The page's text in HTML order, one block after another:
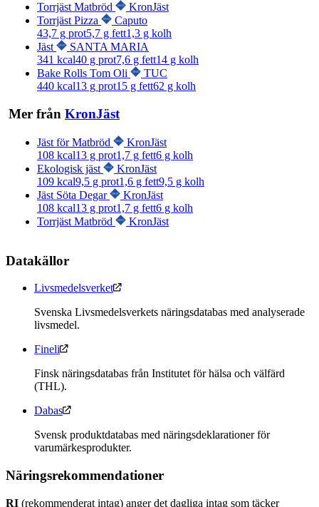
Torrjäst Matbröd
KronJäst
Torrjäst Pizza
Caputo
43,7 g prot5,7 g fett1,3 g kolh
Jäst
SANTA MARIA
341 kcal40 g prot7,6 g fett14 g kolh
Bake Rolls Tom Oli
TUC
440 kcal13 g prot15 g fett62 g kolh
Mer från KronJäst
Jäst för Matbröd
KronJäst
108 kcal13 g prot1,7 g fett6 g kolh
Ekologisk jäst
KronJäst
109 kcal9,5 g prot1,6 g fett9,5 g kolh
Jäst Söta Degar
KronJäst
108 kcal13 g prot1,7 g fett6 g kolh
Torrjäst Matbröd
KronJäst
Datakällor
Livsmedelsverket
Svenska Livsmedelsverkets näringsdatabas med analyserade
livsmedel.
Fineli
Finsk näringsdatabas från Institutet för hälsa och välfärd
(THL).
Dabas
Svensk produktdatabas med näringsdeklarationer för
varumärkesprodukter.
Näringsrekommendationer
RI (rekommenderat intag) anger det dagliga intag som täcker